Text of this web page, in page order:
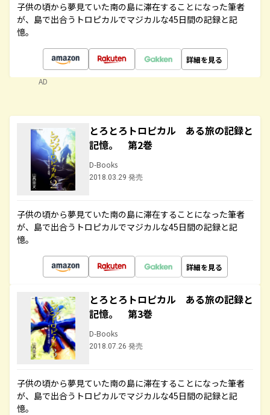
子供の頃から夢見ていた南の島に滞在することになった筆者
が、島で出合うトロピカルでマジカルな45日間の記録と記
憶。
詳細を見る
AD
とろとろトロピカル ある旅の記録と
記憶。 第2巻
D-Books
2018.03.29 発売
子供の頃から夢見ていた南の島に滞在することになった筆者
が、島で出合うトロピカルでマジカルな45日間の記録と記
憶。
詳細を見る
とろとろトロピカル ある旅の記録と
記憶。 第3巻
D-Books
2018.07.26 発売
子供の頃から夢見ていた南の島に滞在することになった筆者
が、島で出合うトロピカルでマジカルな45日間の記録と記
憶。